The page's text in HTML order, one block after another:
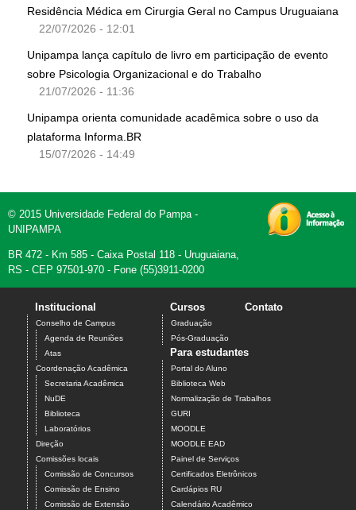
Residência Médica em Cirurgia Geral no Campus Uruguaiana
22/07/2026 - 12:01
Unipampa lança capítulo de livro em participação de evento
sobre Psicologia Organizacional e do Trabalho
21/07/2026 - 11:36
Unipampa orienta comunidade acadêmica sobre o uso da
plataforma Informa.BR
15/07/2026 - 14:49
© 2015 Universidade Federal do Pampa -
UNIPAMPA
BR 472 - Km 585 - Caixa Postal 118 - Uruguaiana,
RS - CEP 97501-970 - Fone (55)3911-0200
Institucional
Conselho de Campus
Agenda de Reuniões
Atas
Coordenação Acadêmica
Secretaria Acadêmica
NuDE
Biblioteca
Laboratórios
Direção
Comissões locais
Comissão de Concursos
Comissão de Ensino
Comissão de Extensão
Cursos
Graduação
Pós-Graduação
Contato
Para estudantes
Portal do Aluno
Biblioteca Web
Normalização de Trabalhos
GURI
MOODLE
MOODLE EAD
Painel de Serviços
Certificados Eletrônicos
Cardápios RU
Calendário Acadêmico